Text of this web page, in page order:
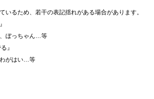
いるため、若干の表記揺れがある場合があります。
ぼっちゃん…等
』
がはい…等